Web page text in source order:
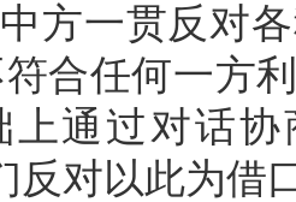
方一贯反对
合任何一方
上通过对话
反对以此为借